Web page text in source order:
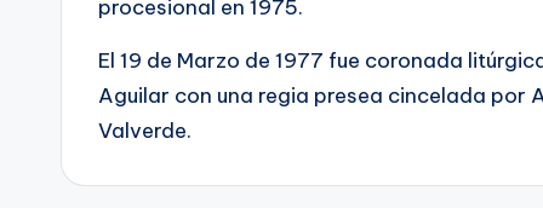
procesional en 1975.
El 19 de Marzo de 1977 fue coronada
Aguilar con una regia presea cincelada por
Valverde.